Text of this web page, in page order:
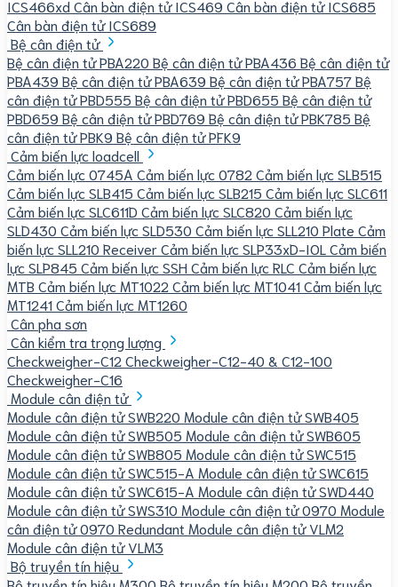
ICS466xd Cân bàn điện tử ICS469 Cân bàn điện tử ICS685
Cân bàn điện tử ICS689
Bệ cân điện tử
Bệ cân điện tử PBA220 Bệ cân điện tử PBA436 Bệ cân điện tử
PBA439 Bệ cân điện tử PBA639 Bệ cân điện tử PBA757Bệ
cân điện tử PBD555 Bệ cân điện tử PBD655 Bệ cân điện tử
PBD659 Bệ cân điện tử PBD769 Bệ cân điện tử PBK785 Bệ
cân điện tử PBK9 Bệ cân điện tử PFK9
Cảm biến lực loadcell
Cảm biến lực 0745A Cảm biến lực 0782 Cảm biến lực SLB515
Cảm biến lực SLB415 Cảm biến lực SLB215 Cảm biến lực SLC611
Cảm biến lực SLC611D Cảm biến lực SLC820 Cảm biến lực
SLD430 Cảm biến lực SLD530 Cảm biến lực SLL210 Plate Cảm
biến lực SLL210 ReceiverCảm biến lực SLP33xD-IOL Cảm biến
lực SLP845 Cảm biến lực SSH Cảm biến lực RLC Cảm biến lực
MTB Cảm biến lực MT1022 Cảm biến lực MT1041Cảm biến lực
MT1241Cảm biến lực MT1260
Cân pha sơn
Cân kiểm tra trọng lượng
Checkweigher-C12 Checkweigher-C12-40 & C12-100
Checkweigher-C16
Module cân điện tử
Module cân điện tử SWB220 Module cân điện tử SWB405
Module cân điện tử SWB505 Module cân điện tử SWB605
Module cân điện tử SWB805 Module cân điện tử SWC515
Module cân điện tử SWC515-A Module cân điện tử SWC615
Module cân điện tử SWC615-A Module cân điện tử SWD440
Module cân điện tử SWS310 Module cân điện tử 0970 Module
cân điện tử 0970 Redundant Module cân điện tử VLM2
Module cân điện tử VLM3
Bộ truyền tín hiệu